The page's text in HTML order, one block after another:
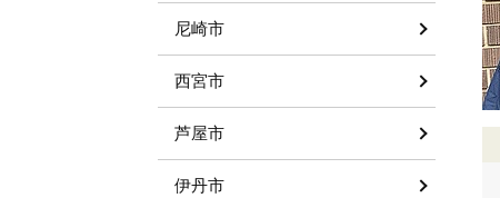
尼崎市
西宮市
芦屋市
伊丹市